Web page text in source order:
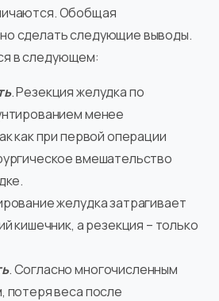
Обобщая
сделать следующие выводы.
в следующем:
. Резекция желудка по
менее
как при первой операции
вмешательство
желудка затрагивает
кишечник, а резекция – только
. Согласно многочисленным
потеря веса после